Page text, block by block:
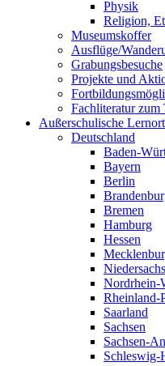
Physik
Religion,
Museumskoffer
Ausflüge/
Grabungsbesuche
Projekte und
Fachliteratur
Außerschulische
Deutschland
Baden-
Bayern
Berlin
Bremen
Hamburg
Hessen
Nordrhein-
Rheinland-
Saarland
Sachsen
Sachsen-
Schleswig-